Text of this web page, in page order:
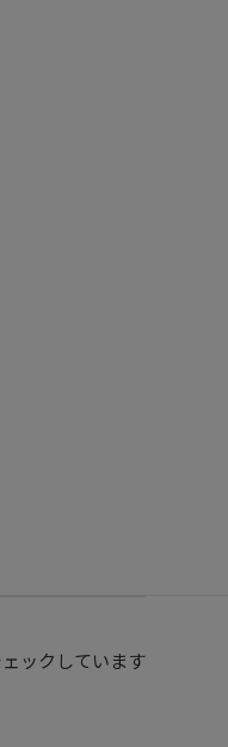
ックしています